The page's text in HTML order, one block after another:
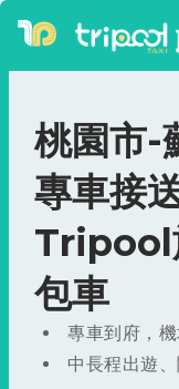
桃園市-
專車接
Tripool
包車
專車到府，
中長程出遊